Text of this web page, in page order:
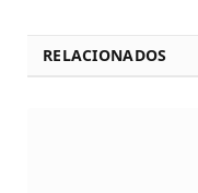
RELACIONADOS